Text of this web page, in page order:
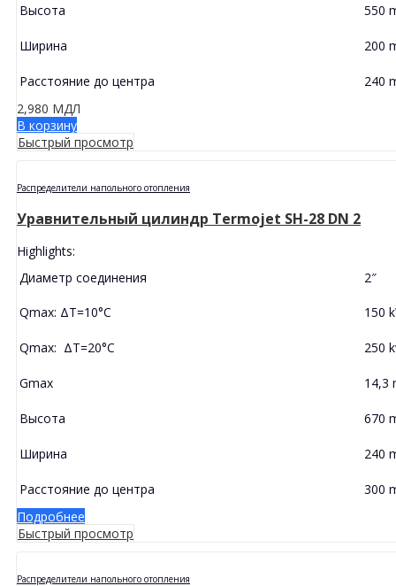
Высота 550
Ширина 200
Расстояние до центра
240
2,980 МДЛ
В корзину
Быстрый просмотр
Распределители напольного отопления
Уравнительный цилиндр Termojet SH-28 DN 2
Highlights:
Диаметр соединения
2″
Qmax: ΔT=10°C 150
Qmax: ΔT=20°C 250
Gmax 14,3
Высота 670
Ширина 240
Расстояние до центра
300
Подробнее
Быстрый просмотр
Распределители напольного отопления